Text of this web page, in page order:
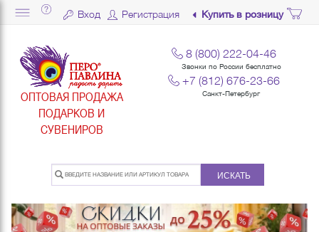
Вход Регистрация Купить в розницу
ОПТОВАЯ ПРОДАЖА
ПОДАРКОВ И
СУВЕНИРОВ
8 (800) 222-04-46
Звонки по России бесплатно
+7 (812) 676-23-66
Санкт-Петербург
ИСКАТЬ